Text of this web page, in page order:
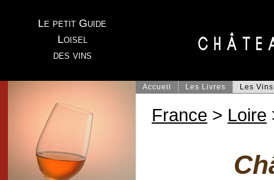
Le petit Guide
Loisel
des vins
Accueil Les Livres Les Vins
France > Loire